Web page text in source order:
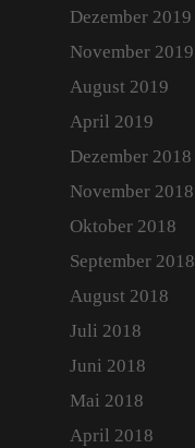
Dezember 2019
November 2019
August 2019
April 2019
Dezember 2018
November 2018
Oktober 2018
September 2018
August 2018
Juli 2018
Juni 2018
Mai 2018
April 2018